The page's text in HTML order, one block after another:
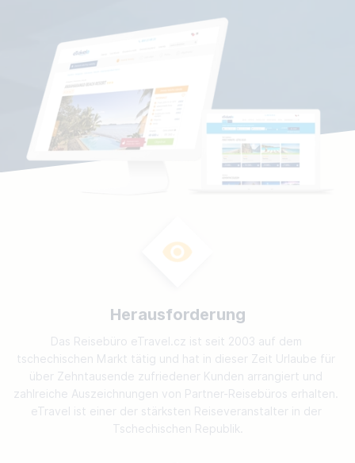
Herausforderung
Das Reisebüro eTravel.cz ist seit 2003 auf dem
tschechischen Markt tätig und hat in dieser Zeit Urlaube für
über Zehntausende zufriedener Kunden arrangiert und
zahlreiche Auszeichnungen von Partner-Reisebüros erhalten.
eTravel ist einer der stärksten Reiseveranstalter in der
Tschechischen Republik.